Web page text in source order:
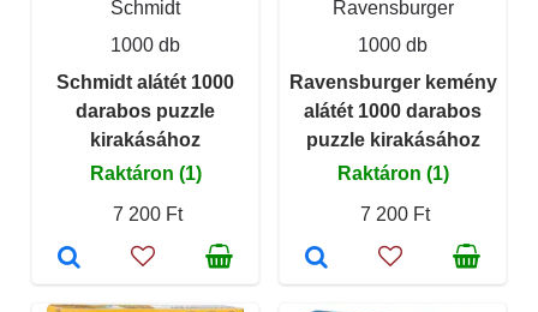
Schmidt
1000 db
Schmidt alátét 1000
darabos puzzle
kirakásához
Raktáron (1)
7 200 Ft
Ravensburger
1000 db
Ravensburger kemény
alátét 1000 darabos
puzzle kirakásához
Raktáron (1)
7 200 Ft